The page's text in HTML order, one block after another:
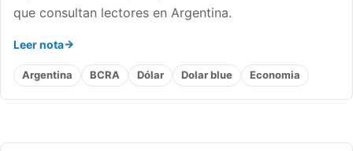
que consultan lectores en Argentina.
Leer nota
Argentina BCRA Dólar Dolar blue Economia